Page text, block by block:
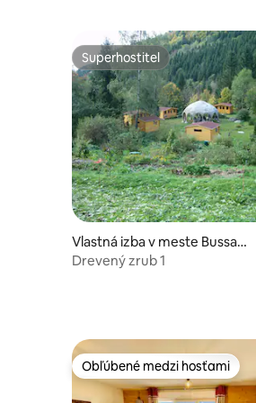
Superhostiteľ
Superhostiteľ
Vlastná izba v meste Bussan
g
Drevený zrub 1
Obľúbené medzi hosťami
Obľúbené medzi hosťami